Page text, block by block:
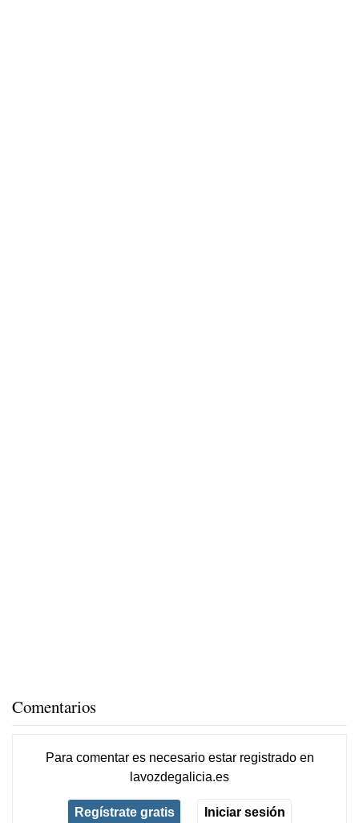
Comentarios
Para comentar es necesario estar registradoen
lavozdegalicia.es
Regístrate gratis Iniciar sesión